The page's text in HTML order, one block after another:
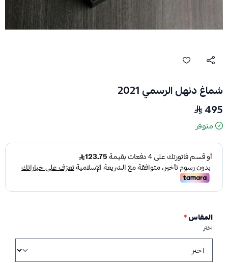
شماغ دنهل الرسمي 2021
495
متوفر
المقاس*
اختر